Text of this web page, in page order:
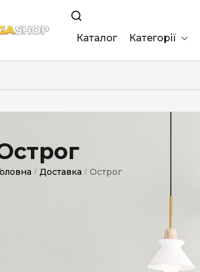
Каталог Категорії
Без фільтра
Смакові (капсула)
/ Доставка / Острог